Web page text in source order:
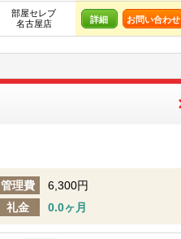
部屋セレブ
名古屋店
詳細 お問い合わせ
管理費
6,300円
礼金 0.0ヶ月